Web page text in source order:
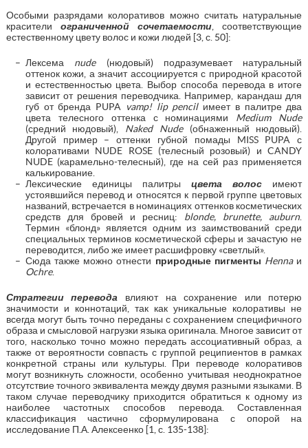
Особыми разрядами колоративов можно считать натуральные
красители ограниченной сочетаемости , соответствующие
естественному цвету волос и кожи людей [3, с. 50]:
Лексема nude(нюдовый) подразумевает натуральный
оттенок кожи, а значит ассоциируется с природной красотой
и естественностью цвета. Выбор способа перевода в итоге
зависит от решения переводчика. Например, карандаш для
губ от бренда PUPA
vamp! lip pencilимеет в палитре два
цвета телесного оттенка с номинациями Medium Nude
(средний нюдовый), Naked Nude(обнаженный нюдовый).
Другой пример – оттенки губной помады MISS PUPA с
колоративами NUDE ROSE (телесный розовый) и CANDY
NUDE (карамельно-телесный), где на сей раз применяется
калькирование.
Лексические единицы палитрыцвета волос имеют
устоявшийся перевод и относятся к первой группе цветовых
названий, встречается в номинациях оттенков косметических
средств для бровей и ресниц: blonde, brunette, auburn.
Термин «блонд» является одним из заимствований среди
специальных терминов косметической сферы и зачастую не
переводится, либо же имеет расшифровку «светлый».
Сюда также можно отнести природные пигменты Hennaи
Ochre.
Стратегии перевода влияют на сохранение или потерю
значимости и коннотаций, так как уникальные колоративы не
всегда могут быть точно переданы с сохранением специфичного
образа и смысловой нагрузки языка оригинала. Многое зависит от
того, насколько точно можно передать ассоциативный образ, а
также от вероятности совпасть с группой реципиентов в рамках
конкретной страны или культуры. При переводе колоративов
могут возникнуть сложности, особенно учитывая неоднократное
отсутствие точного эквивалента между двумя разными языками. В
таком случае переводчику приходится обратиться к одному из
наиболее частотных способов перевода. Составленная
классификация частично сформулирована с опорой на
исследование П.А. Алексеенко [1, с. 135-138]: